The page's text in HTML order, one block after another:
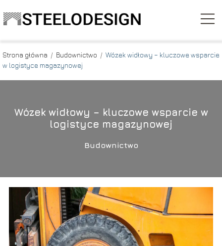
Strona główna / Budownictwo / Wózek widłowy – kluczowe wsparcie
w logistyce magazynowej
Wózek widłowy – kluczowe wsparcie w
logistyce magazynowej
Budownictwo